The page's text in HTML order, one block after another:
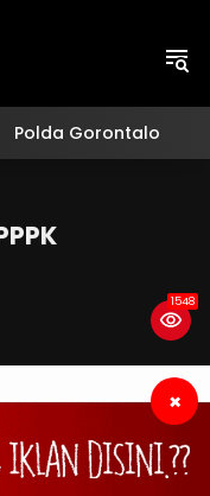
Polda Gorontalo
1548
×